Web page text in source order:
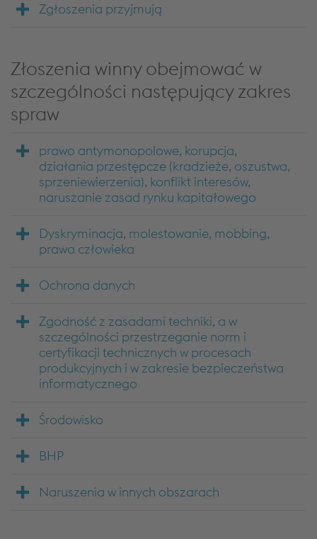
Zgłoszenia przyjmują
Złoszenia winny obejmować w
szczególności następujący zakres
spraw
prawo antymonopolowe, korupcja,
działania przestępcze (kradzieże, oszustwa,
sprzeniewierzenia), konflikt interesów,
naruszanie zasad rynku kapitałowego
Dyskryminacja, molestowanie, mobbing,
prawa człowieka
Ochrona danych
Zgodność z zasadami techniki, a w
szczególności przestrzeganie norm i
certyfikacji technicznych w procesach
produkcyjnych i w zakresie bezpieczeństwa
informatycznego
Środowisko
BHP
Naruszenia w innych obszarach